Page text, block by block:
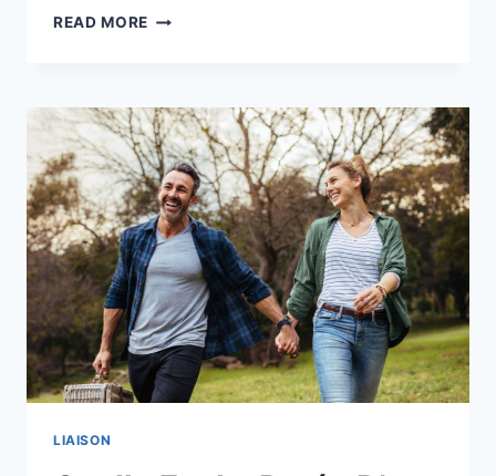
READ MORE COMMENT
PAR
SMS
:
QUELS
SONT
LES
MOYENS
SIMPLES
?
LIAISON